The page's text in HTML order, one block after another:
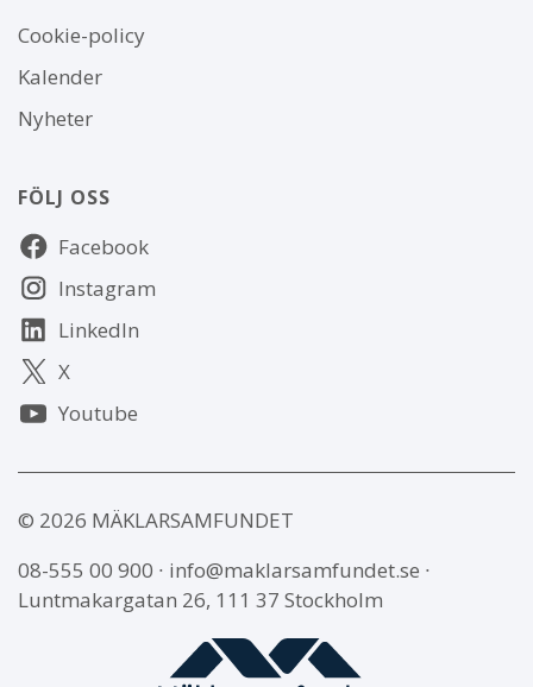
Om
webbplatsen
Cookie-policy
Kalender
Nyheter
FÖLJ OSS
Följ
oss Facebook
Instagram
LinkedIn
X
Youtube
© 2026 MÄKLARSAMFUNDET
08-555 00 900 ∙ info@maklarsamfundet.se ∙
Luntmakargatan 26, 111 37 Stockholm